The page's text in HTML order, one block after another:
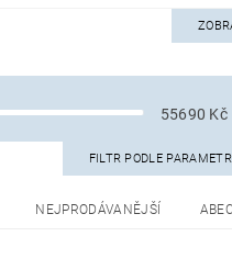
55690 Kč
FILTR PODLE
NEJPRODÁVANĚJŠÍ